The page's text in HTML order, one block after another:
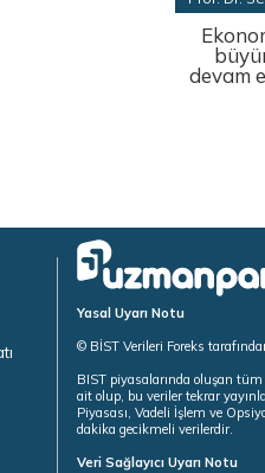
devam
Yasal Uyarı Notu
© BİST Verileri Foreks
BIST piyasalarında oluşan
ait olup, bu veriler tekrar
Piyasası, Vadeli İşlem ve
dakika gecikmeli verilerdir.
Veri Sağlayıcı Uyarı Notu